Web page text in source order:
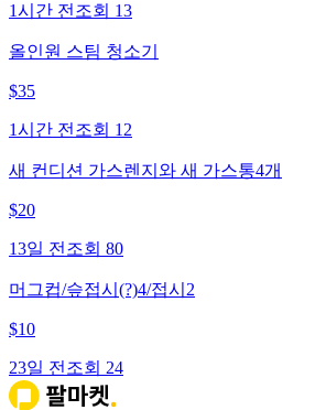
1시간 전 조회 13
올인원 스팀 청소기
$35
1시간 전 조회 12
새 컨디션 가스렌지와 새 가스통4개
$20
13일 전 조회 80
머그컵/슾접시(?)4/접시2
$10
23일 전 조회 24